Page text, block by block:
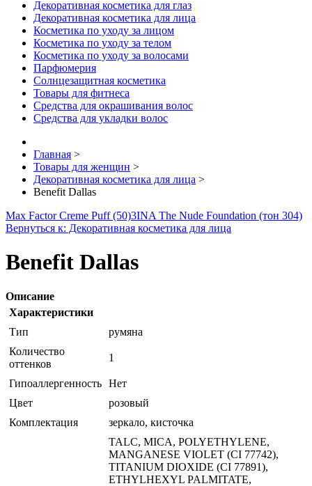
Декоративная косметика для глаз
Декоративная косметика для лица
Косметика по уходу за лицом
Косметика по уходу за телом
Косметика по уходу за волосами
Парфюмерия
Солнцезащитная косметика
Товары для фитнеса
Средства для окрашивания волос
Средства для укладки волос
Главная >
Товары для женщин >
Декоративная косметика для лица >
Benefit Dallas
Max Factor Creme Puff (50)3INA The Nude Foundation (тон 304)
Вернуться к: Декоративная косметика для лица
Benefit Dallas
Описание
Характеристики
Тип
румяна
Количество
оттенков
1
Гипоаллергенность Нет
Цвет
розовый
Комплектация
зеркало, кисточка
TALC, MICA, POLYETHYLENE,
MANGANESE VIOLET (CI 77742),
TITANIUM DIOXIDE (CI 77891),
ETHYLHEXYL PALMITATE,